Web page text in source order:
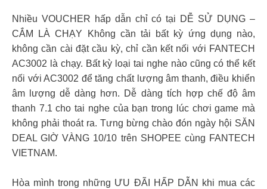
Nhiều VOUCHER hấp dẫn chỉ có tại DỄ SỬ DỤNG –
CẮM LÀ CHẠY Không cần tải bất kỳ ứng dụng nào,
không cần cài đặt cầu kỳ, chỉ cần kết nối với FANTECH
AC3002 là chạy. Bất kỳ loại tai nghe nào cũng có thể kết
nối với AC3002 để tăng chất lượng âm thanh, điều khiển
âm lượng dễ dàng hơn. Dễ dàng tích hợp chế độ âm
thanh 7.1 cho tai nghe của bạn trong lúc chơi game mà
không phải thoát ra. Tưng bừng chào đón ngày hội SĂN
DEAL GIỜ VÀNG 10/10 trên SHOPEE cùng FANTECH
VIETNAM.
Hòa mình trong những ƯU ĐÃI HẤP DẪN khi mua các